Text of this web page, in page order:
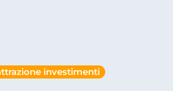
investimenti